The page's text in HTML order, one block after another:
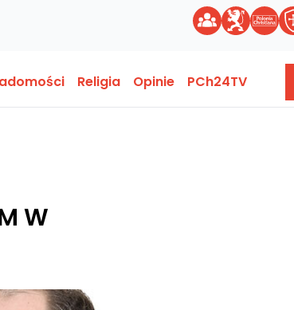
Religia Opinie PCh24TV
W